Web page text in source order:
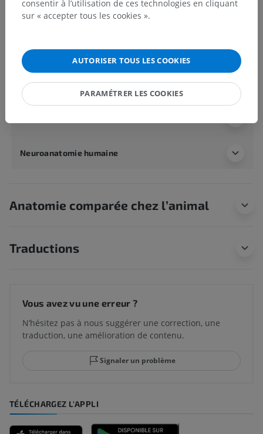
Corps humain> Systèmes musculosquelettiques
Structures sous-jacentes :Il n'y a aucune structure
sous-jacente
Neuroanatomie humaine
Anatomie comparée chez l’animal
Traductions
Vous avez vu une erreur ?
N’hésitez pas à nous suggérer une correction, une
traduction, une amélioration de contenu.
Signaler un problème
TÉLÉCHARGEZ L'APPLI
consentir à l’utilisation de ces technologies en cliquant
sur « accepter tous les cookies ».
AUTORISER TOUS LES COOKIES
PARAMÉTRER LES COOKIES